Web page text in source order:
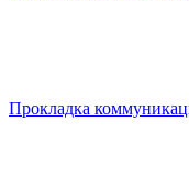
Прокладка